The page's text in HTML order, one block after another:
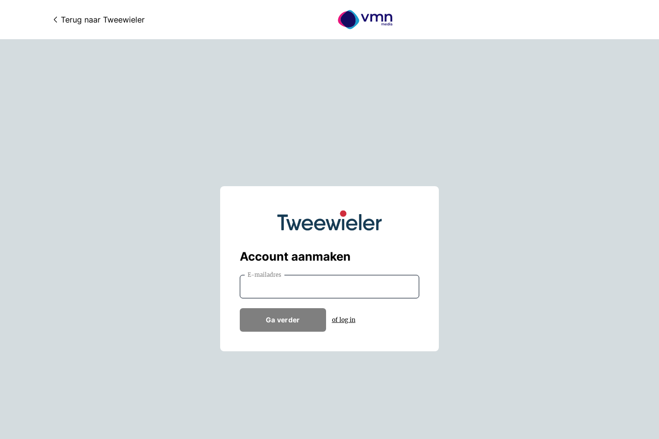
Terug naar Tweewieler
Account aanmaken
E-mailadres
Ga verder of log in